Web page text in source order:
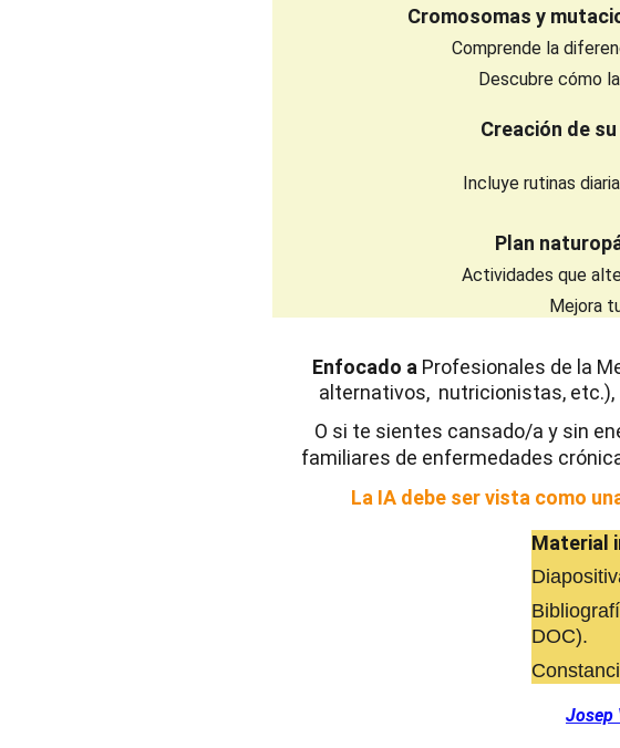
Cromosomas y
Comprende la
Descubre cómo
Creación de
Incluye rutinas
Plan
Actividades que
Mejora
Material
DOC).
Josep
Enfocado a Profesionales de la
alternativos,  nutricionistas,
O si te sientes cansado/a y sin
familiares de enfermedades
La IA debe ser vista como